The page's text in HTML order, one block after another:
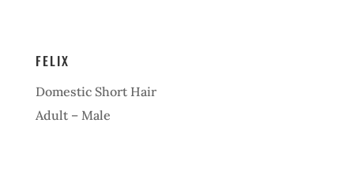
FELIX
Domestic Short Hair
Adult – Male